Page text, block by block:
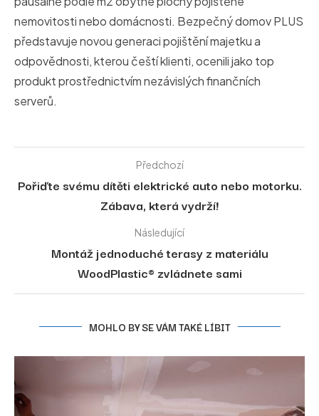
nemovitosti nebo domácnosti. Bezpečný domov PLUS
představuje novou generaci pojištění majetku a
odpovědnosti, kterou čeští klienti, ocenili jako top
produkt prostřednictvím nezávislých finančních
serverů.
Předchozí
Pořiďte svému dítěti elektrické auto nebo motorku.
Zábava, která vydrží!
Následující
Montáž jednoduché terasy z materiálu
WoodPlastic® zvládnete sami
MOHLO BY SE VÁM TAKÉ LÍBIT